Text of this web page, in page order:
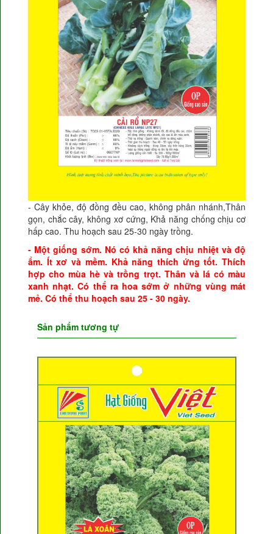
- Cây khỏe, độ đồng đều cao, không phân nhánh,Thân
gọn, chắc cây, không xơ cứng, Khả năng chống chịu cơ
hấp cao. Thu hoạch sau 25-30 ngày trồng.
- Một giống sớm. Nó có khả năng chịu nhiệt và độ
ẩm. Ít xơ và mềm. Khả năng thích ứng tốt.Thích
hợp cho mùa hè và trồng trọt. Thân và lá có màu
xanh nhạt.Có thể ra hoa sớm ở những vùng mát
mẻ. Có thể thu hoạch sau 25 - 30 ngày.
Sản phẩm tương tự